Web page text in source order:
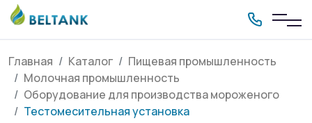
Главная Каталог
Пищевая промышленность
Молочная промышленность
Оборудование для производства мороженого
Тестомесительная установка